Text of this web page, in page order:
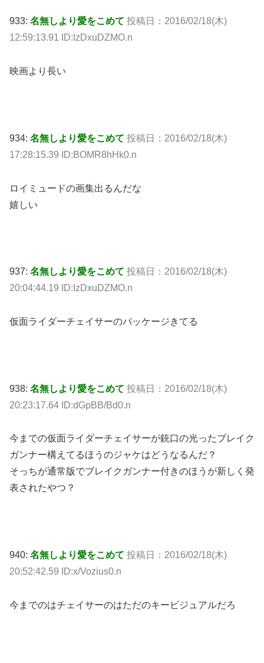
933: 名無しより愛をこめて 投稿日：2016/02/18(木)
12:59:13.91 ID:IzDxuDZMO.n
映画より長い
934: 名無しより愛をこめて 投稿日：2016/02/18(木)
17:28:15.39 ID:BOMR8hHk0.n
ロイミュードの画集出るんだな
嬉しい
937: 名無しより愛をこめて 投稿日：2016/02/18(木)
20:04:44.19 ID:IzDxuDZMO.n
仮面ライダーチェイサーのパッケージきてる
938: 名無しより愛をこめて 投稿日：2016/02/18(木)
20:23:17.64 ID:dGpBB/Bd0.n
今までの仮面ライダーチェイサーが銃口の光ったブレイク
ガンナー構えてるほうのジャケはどうなるんだ？
そっちが通常版でブレイクガンナー付きのほうが新しく発
表されたやつ？
940: 名無しより愛をこめて 投稿日：2016/02/18(木)
20:52:42.59 ID:x/Vozius0.n
今までのはチェイサーのはただのキービジュアルだろ